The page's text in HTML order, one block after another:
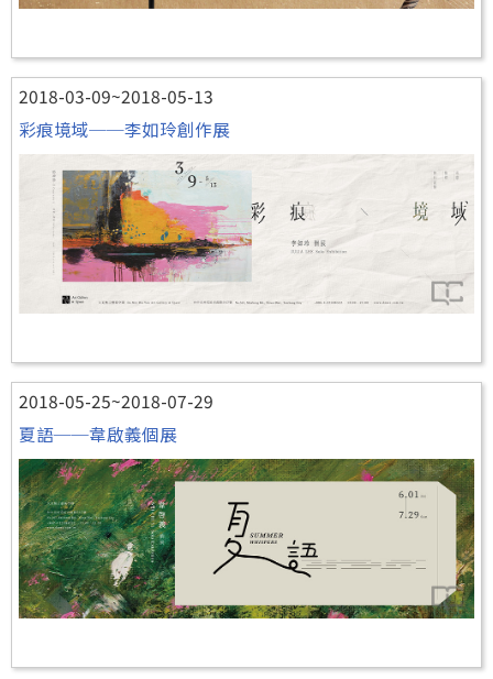
2018-03-09~2018-05-13
彩痕境域──李如玲創作展
2018-05-25~2018-07-29
夏語──韋啟義個展